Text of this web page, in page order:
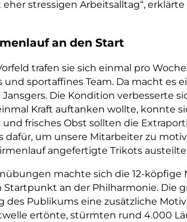
stressigen Arbeitsalltag“,
an den Start
trafen sie sich einmal pro
sportaffines Team. Da macht es
Die Kondition verbesserte
Kraft auftanken wollte, konnte
frisches Obst sollten die
um unsere Mitarbeiter zu
angefertigte Trikots
machte sich die 12-köpfige
an der Philharmonie. Die
Publikums eine zusätzliche
ertönte, stürmten rund 4.000